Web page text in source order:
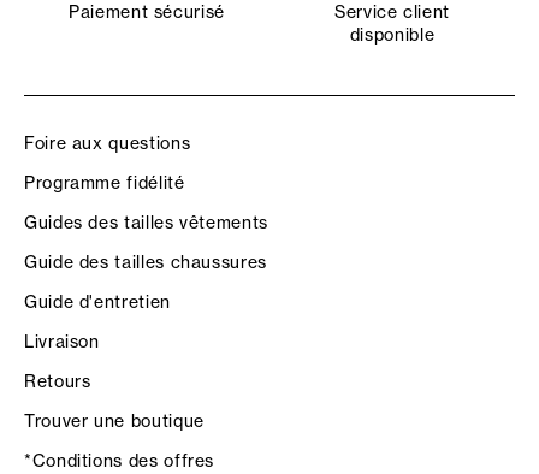
Paiement sécurisé
Service client
disponible
Foire aux questions
Programme fidélité
Guides des tailles vêtements
Guide des tailles chaussures
Guide d'entretien
Livraison
Retours
Trouver une boutique
*Conditions des offres